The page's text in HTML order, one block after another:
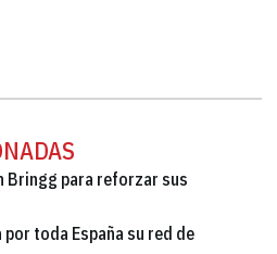
Bringg para reforzar sus
toda España su red de